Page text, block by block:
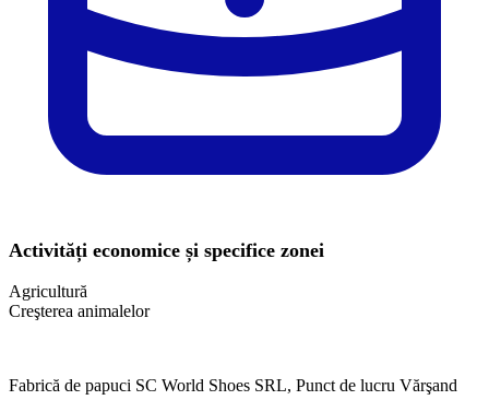
Activități economice și specifice zonei
Agricultură
Creşterea animalelor
Fabrică de papuci SC World Shoes SRL, Punct de lucru Vărşand